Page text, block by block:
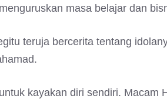
masa belajar dan
teruja bercerita tentang
kayakan diri sendiri. Macam